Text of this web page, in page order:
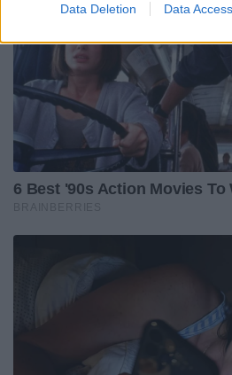
Data Deletion Data Access